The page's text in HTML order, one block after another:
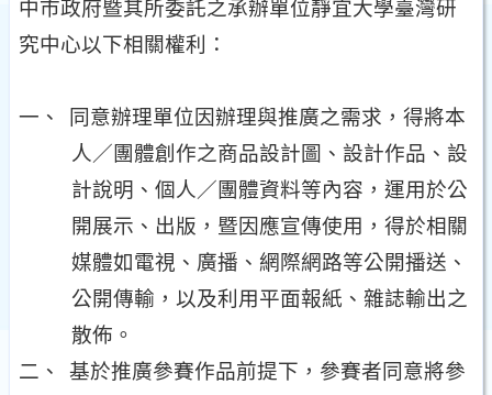
中市政府暨其所委託之承辦單位靜宜大學臺灣研
究中心以下相關權利：
一、
同意辦理單位因辦理與推廣之需求，得將本
人／團體創作之商品設計圖、設計作品、設
計說明、個人／團體資料等內容，運用於公
開展示、出版，暨因應宣傳使用，得於相關
媒體如電視、廣播、網際網路等公開播送、
公開傳輸，以及利用平面報紙、雜誌輸出之
散佈。
二、
基於推廣參賽作品前提下，參賽者同意將參